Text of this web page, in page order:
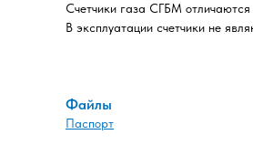
Счетчики газа СГБМ
В эксплуатации счетчики не
Файлы
Паспорт